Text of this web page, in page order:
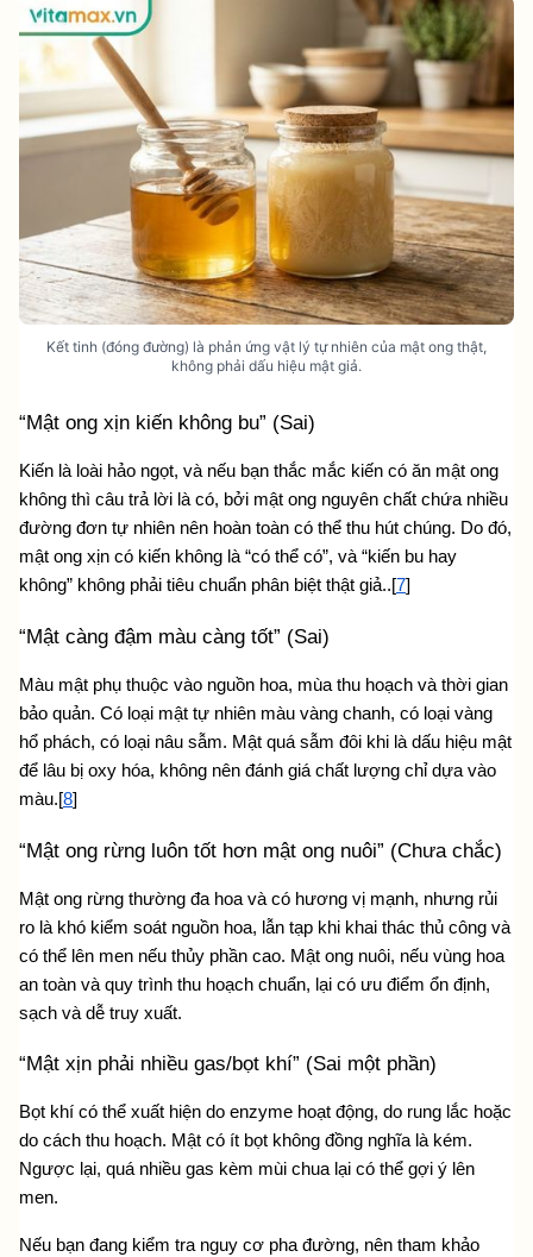
Kết tinh (đóng đường) là phản ứng vật lý tự nhiên của mật ong thật,
không phải dấu hiệu mật giả.
“Mật ong xịn kiến không bu” (Sai)
Kiến là loài hảo ngọt, và nếu bạn thắc mắc kiến có ăn mật ong
không thì câu trả lời là có, bởi mật ong nguyên chất chứa nhiều
đường đơn tự nhiên nên hoàn toàn có thể thu hút chúng. Do đó,
mật ong xịn có kiến không là “có thể có”, và “kiến bu hay
không” không phải tiêu chuẩn phân biệt thật giả..[7]
“Mật càng đậm màu càng tốt” (Sai)
Màu mật phụ thuộc vào nguồn hoa, mùa thu hoạch và thời gian
bảo quản. Có loại mật tự nhiên màu vàng chanh, có loại vàng
hổ phách, có loại nâu sẫm. Mật quá sẫm đôi khi là dấu hiệu mật
để lâu bị oxy hóa, không nên đánh giá chất lượng chỉ dựa vào
màu.[8]
“Mật ong rừng luôn tốt hơn mật ong nuôi” (Chưa chắc)
Mật ong rừng thường đa hoa và có hương vị mạnh, nhưng rủi
ro là khó kiểm soát nguồn hoa, lẫn tạp khi khai thác thủ công và
có thể lên men nếu thủy phần cao. Mật ong nuôi, nếu vùng hoa
an toàn và quy trình thu hoạch chuẩn, lại có ưu điểm ổn định,
sạch và dễ truy xuất.
“Mật xịn phải nhiều gas/bọt khí” (Sai một phần)
Bọt khí có thể xuất hiện do enzyme hoạt động, do rung lắc hoặc
do cách thu hoạch. Mật có ít bọt không đồng nghĩa là kém.
Ngược lại, quá nhiều gas kèm mùi chua lại có thể gợi ý lên
men.
Nếu bạn đang kiểm tra nguy cơ pha đường, nên tham khảo